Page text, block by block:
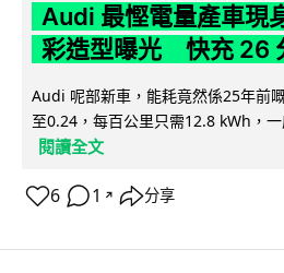
Audi 最慳電量產車
彩造型曝光 快充 26
Audi 呢部新車，能耗竟然係25年前
至0.24，每百公里只需12.8 kWh，
閱讀全文
6 1 ↗ 分享